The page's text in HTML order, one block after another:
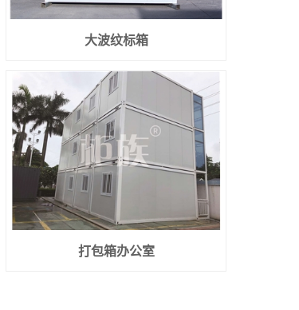
大波纹标箱
打包箱办公室